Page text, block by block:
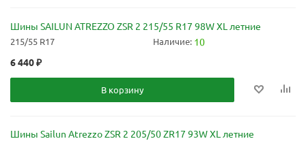
Шины SAILUN ATREZZO ZSR 2 215/55 R17 98W XL летние
215/55 R17 Наличие: 10
6 440₽
В корзину
Шины Sailun Atrezzo ZSR 2 205/50 ZR17 93W XL летние